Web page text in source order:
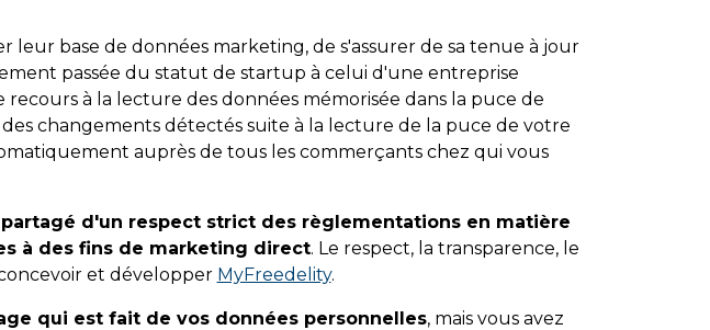
leur base de données marketing, de s'assurer de sa tenue à jour
passée du statut de startup à celui d'une entreprise
à la lecture des données mémorisée dans la puce de
changements détectés suite à la lecture de la puce de votre
auprès de tous les commerçants chez qui vous
d'un respect strict des règlementations en matière
à des fins de marketing direct. Le respect, la transparence, le
et développer MyFreedelity.
qui est fait de vos données personnelles, mais vous avez